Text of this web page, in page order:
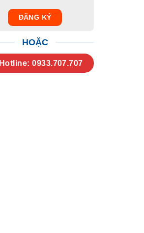
HOẶC
Hotline: 0933.707.707